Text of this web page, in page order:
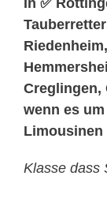
In ✅
Creglingen,
wenn es
Limousinen
Klasse dass